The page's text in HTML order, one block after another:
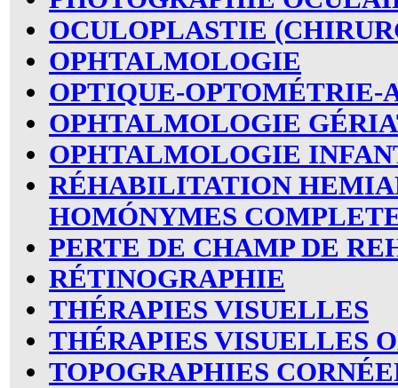
OCULOPLASTIE
OPHTALMOLOGIE
OPTIQUE-OPTOMÉTRIE-
OPHTALMOLOGIE
OPHTALMOLOGIE
RÉHABILITATION
HOMÓNYMES
PERTE DE CHAMP DE
RÉTINOGRAPHIE
THÉRAPIES VISUELLES
THÉRAPIES VISUELLES
TOPOGRAPHIES